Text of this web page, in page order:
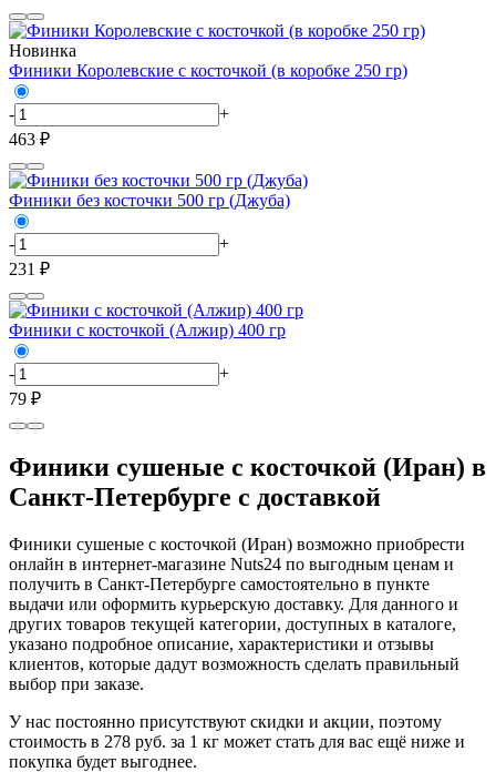
Новинка
Финики Королевские с косточкой (в коробке 250 гр)
-
+
463 ₽
Финики без косточки 500 гр (Джуба)
-
+
231 ₽
Финики с косточкой (Алжир) 400 гр
-
+
79 ₽
Финики сушеные с косточкой (Иран) в
Санкт-Петербурге с доставкой
Финики сушеные с косточкой (Иран) возможно приобрести
онлайн в интернет-магазине Nuts24 по выгодным ценам и
получить в Санкт-Петербурге самостоятельно в пункте
выдачи или оформить курьерскую доставку. Для данного и
других товаров текущей категории, доступных в каталоге,
указано подробное описание, характеристики и отзывы
клиентов, которые дадут возможность сделать правильный
выбор при заказе.
У нас постоянно присутствуют скидки и акции, поэтому
стоимость в 278 руб. за 1 кг может стать для вас ещё ниже и
покупка будет выгоднее.